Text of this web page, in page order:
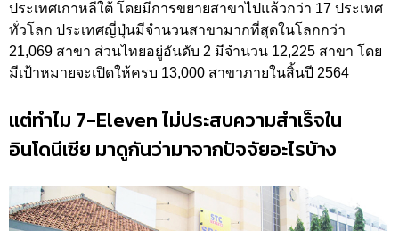
ประเทศเกาหลีใต้ โดยมีการขยายสาขาไปแล้วกว่า 17 ประเทศ
ทั่วโลก ประเทศญี่ปุ่นมีจำนวนสาขามากที่สุดในโลกกว่า
21,069 สาขา ส่วนไทยอยู่อันดับ 2 มีจำนวน 12,225 สาขา โดย
มีเป้าหมายจะเปิดให้ครบ 13,000 สาขาภายในสิ้นปี 2564
แต่ทำไม 7-Eleven ไม่ประสบความสำเร็จใน
อินโดนีเซีย มาดูกันว่ามาจากปัจจัยอะไรบ้าง